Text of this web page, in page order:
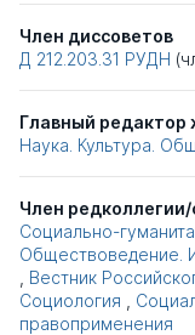
Член диссоветов
Д 212.203.31 РУДН
Главный редактор
Наука. Культура.
Член
Социально-
Обществоведение.
Вестник
Социология
правоприменения